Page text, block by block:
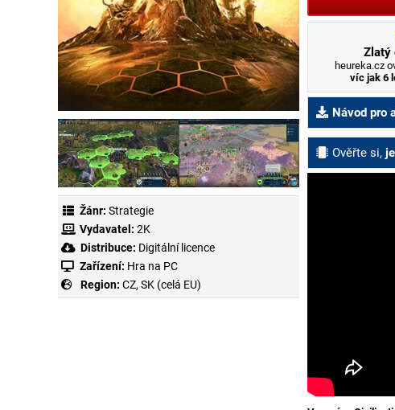
Žánr: Strategie
Vydavatel: 2K
Distribuce: Digitální licence
Zařízení: Hra na PC
Region: CZ, SK (celá EU)
Zlatý
heureka.cz
víc jak 6
Návod pro
Ověřte si,